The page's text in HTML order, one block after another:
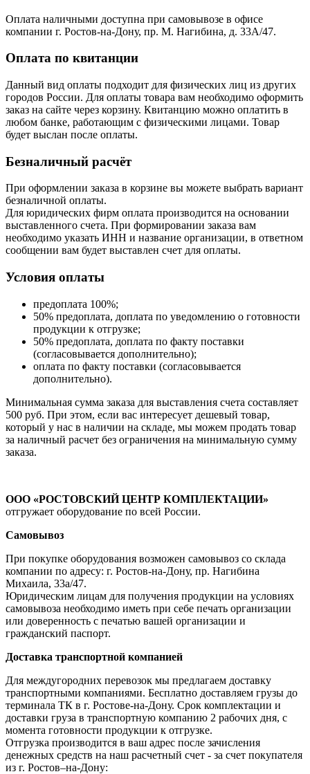
Оплата наличными доступна при самовывозе в офисе
компании г. Ростов-на-Дону, пр. М. Нагибина, д. 33А/47.
Оплата по квитанции
Данный вид оплаты подходит для физических лиц из других
городов России. Для оплаты товара вам необходимо оформить
заказ на сайте через корзину. Квитанцию можно оплатить в
любом банке, работающим с физическими лицами. Товар
будет выслан после оплаты.
Безналичный расчёт
При оформлении заказа в корзине вы можете выбрать вариант
безналичной оплаты.
Для юридических фирм оплата производится на основании
выставленного счета. При формировании заказа вам
необходимо указать ИНН и название организации, в ответном
сообщении вам будет выставлен счет для оплаты.
Условия оплаты
предоплата 100%;
50% предоплата, доплата по уведомлению о готовности
продукции к отгрузке;
50% предоплата, доплата по факту поставки
(согласовывается дополнительно);
оплата по факту поставки (согласовывается
дополнительно).
Минимальная сумма заказа для выставления счета составляет
500 руб. При этом, если вас интересует дешевый товар,
который у нас в наличии на складе, мы можем продать товар
за наличный расчет без ограничения на минимальную сумму
заказа.
ООО «РОСТОВСКИЙ ЦЕНТР КОМПЛЕКТАЦИИ»
отгружает оборудование по всей России.
Самовывоз
При покупке оборудования возможен самовывоз со склада
компании по адресу: г. Ростов-на-Дону, пр. Нагибина
Михаила, 33а/47.
Юридическим лицам для получения продукции на условиях
самовывоза необходимо иметь при себе печать организации
или доверенность с печатью вашей организации и
гражданский паспорт.
Доставка транспортной компанией
Для междугородних перевозок мы предлагаем доставку
транспортными компаниями. Бесплатно доставляем грузы до
терминала ТК в г. Ростове-на-Дону. Срок комплектации и
доставки груза в транспортную компанию 2 рабочих дня, с
момента готовности продукции к отгрузке.
Отгрузка производится в ваш адрес после зачисления
денежных средств на наш расчетный счет - за счет покупателя
из г. Ростов–на-Дону: